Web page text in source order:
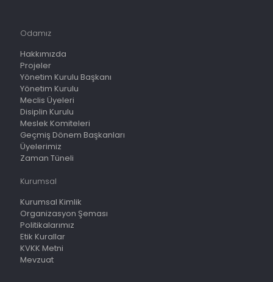
Odamız
Hakkımızda
Projeler
Yönetim Kurulu Başkanı
Yönetim Kurulu
Meclis Üyeleri
Disiplin Kurulu
Meslek Komiteleri
Geçmiş Dönem Başkanları
Üyelerimiz
Zaman Tüneli
Kurumsal
Kurumsal Kimlik
Organizasyon Şeması
Politikalarımız
Etik Kurallar
KVKK Metni
Mevzuat